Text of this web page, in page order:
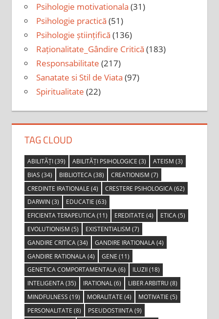
Psihologie motivationala (31)
Psihologie practică (51)
Psihologie științifică (136)
Raționalitate_Gândire Critică (183)
Responsabilitate (217)
Sanatate si Stil de Viata (97)
Spiritualitate (22)
TAG CLOUD
ABILITĂȚI(39) ABILITĂȚI PSIHOLOGICE (3) ATEISM (3)
BIAS (34) BIBLIOTECA(38) CREATIONISM (7)
CREDINTE IRATIONALE (4) CRESTERE PSIHOLOGICA(62)
DARWIN (3) EDUCATIE (63)
EFICIENTA TERAPEUTICA(11) EREDITATE (4) ETICA(5)
EVOLUTIONISM (5) EXISTENTIALISM (7)
GANDIRE CRITICA(34) GANDIRE IRATIONALA(4)
GANDIRE RATIONALA(4) GENE (11)
GENETICA COMPORTAMENTALA(6) ILUZII(18)
INTELIGENTA(35) IRATIONAL(6) LIBER ARBITRU (8)
MINDFULNESS (19) MORALITATE (4) MOTIVATIE (5)
PERSONALITATE (8) PSEUDOSTIINTA(9)